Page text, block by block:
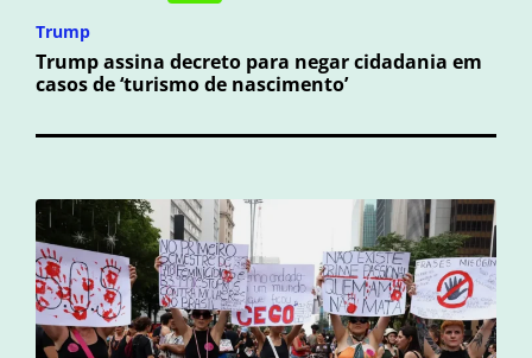
Trump
Trump assina decreto para negar cidadania em
casos de ‘turismo de nascimento’